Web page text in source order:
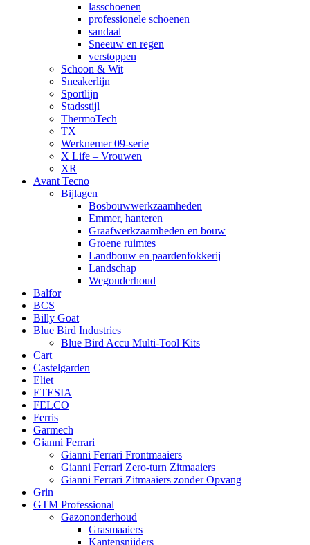
lasschoenen
professionele schoenen
sandaal
Sneeuw en regen
verstoppen
Schoon & Wit
Sneakerlijn
Sportlijn
Stadsstijl
ThermoTech
TX
Werknemer 09-serie
X Life – Vrouwen
XR
Avant Tecno
Bijlagen
Bosbouwwerkzaamheden
Emmer, hanteren
Graafwerkzaamheden en bouw
Groene ruimtes
Landbouw en paardenfokkerij
Landschap
Wegonderhoud
Balfor
BCS
Billy Goat
Blue Bird Industries
Blue Bird Accu Multi-Tool Kits
Cart
Castelgarden
Eliet
ETESIA
FELCO
Ferris
Garmech
Gianni Ferrari
Gianni Ferrari Frontmaaiers
Gianni Ferrari Zero-turn Zitmaaiers
Gianni Ferrari Zitmaaiers zonder Opvang
Grin
GTM Professional
Gazononderhoud
Grasmaaiers
Kantensnijders